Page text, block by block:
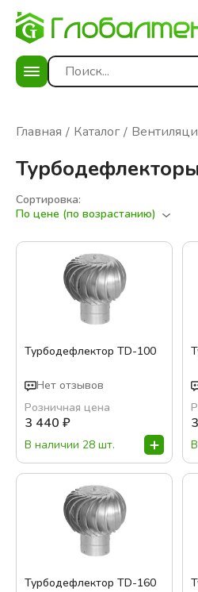
Главная Каталог
Сортировка:
По цене (по возрастанию)
Турбодефлектор TD-100
Нет отзывов
Розничная цена
3 440 ₽
В наличии 28 шт.
Турбодефлектор TD-160